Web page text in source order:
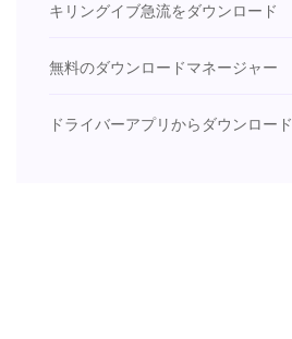
キリングイブ急流をダウンロード
無料のダウンロードマネージャー
ドライバーアプリからダウンロード